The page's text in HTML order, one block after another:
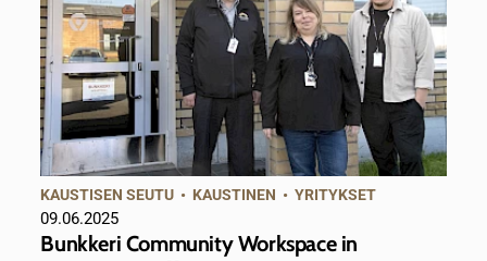
KAUSTISEN SEUTU • KAUSTINEN •YRITYKSET
09.06.2025
Bunkkeri Community Workspace in